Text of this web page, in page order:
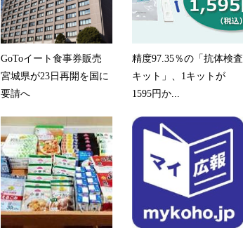
GoToイート食事券販売
宮城県が23日再開を国に
要請へ
精度97.35％の「抗体検査
キット」、1キットが
1595円か...